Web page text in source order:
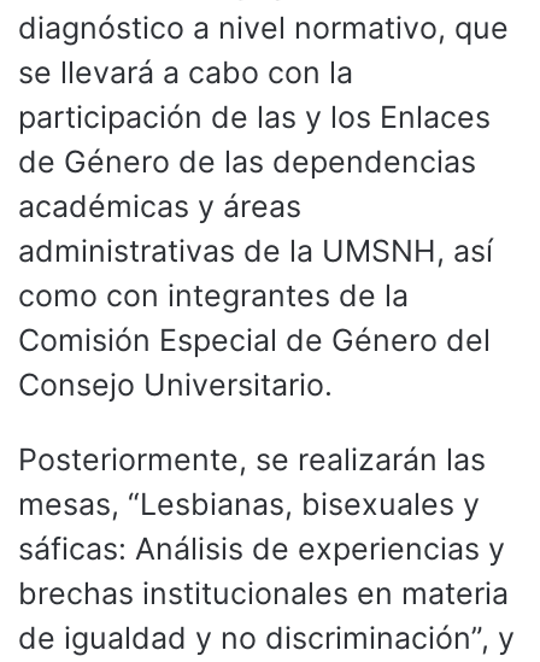
diagnóstico a nivel normativo, que
se llevará a cabo con la
participación de las y los Enlaces
de Género de las dependencias
académicas y áreas
administrativas de la UMSNH, así
como con integrantes de la
Comisión Especial de Género del
Consejo Universitario.
Posteriormente, se realizarán las
mesas, “Lesbianas, bisexuales y
sáficas: Análisis de experiencias y
brechas institucionales en materia
de igualdad y no discriminación”, y